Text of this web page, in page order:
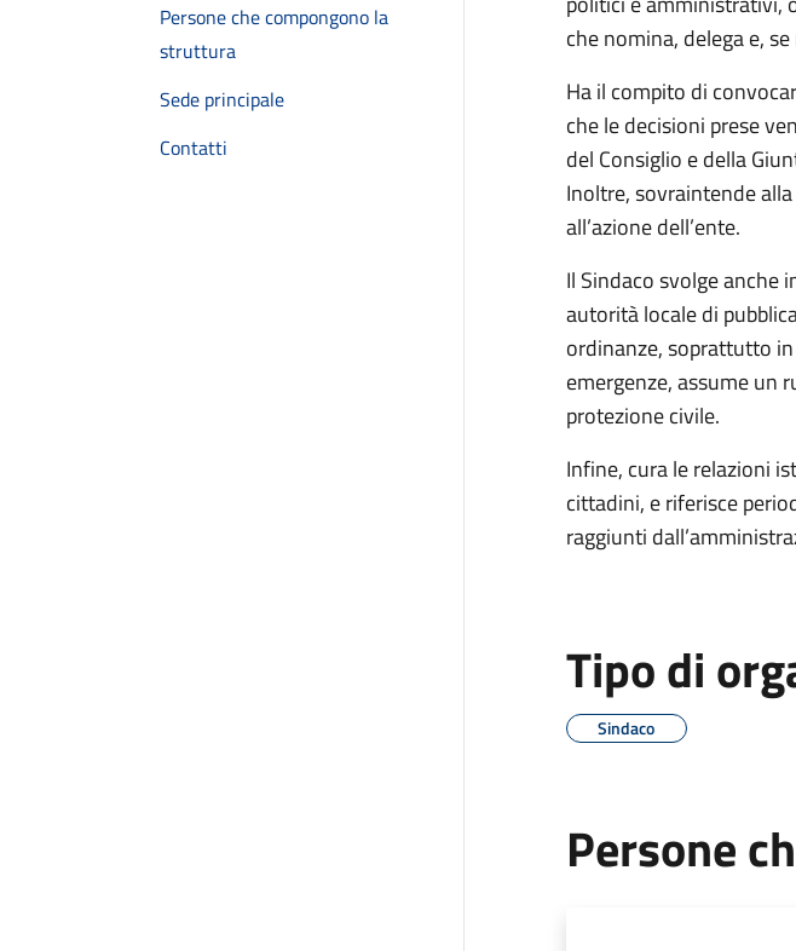
Persone che compongono la
struttura
Sede principale
Contatti
che nomina, delega e,
Ha il compito di
che le decisioni prese
del Consiglio e della
Inoltre, sovraintende
all’azione dell’ente.
Il Sindaco svolge anche
autorità locale di
ordinanze, soprattutto
emergenze, assume un
protezione civile.
Infine, cura le relazioni
cittadini, e riferisce
raggiunti
Tipo di
Sindaco
Persone